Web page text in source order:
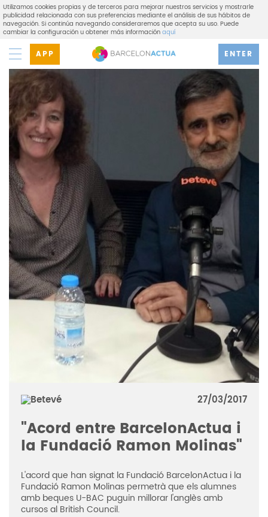
Utilizamos cookies propias y de terceros para mejorar nuestros servicios y mostrarle
publicidad relacionada con sus preferencias mediante el análisis de sus hábitos de
navegación. Si continúa navegando consideraremos que acepta su uso. Puede
cambiar la configuración u obtener más informaciónaquí
APP ENTER
27/03/2017
"Acord entre BarcelonActua i
la Fundació Ramon Molinas"
L'acord que han signat la Fundació BarcelonActua i la
Fundació Ramon Molinas permetrà que els alumnes
amb beques U-BAC puguin millorar l'anglès amb
cursos al British Council.